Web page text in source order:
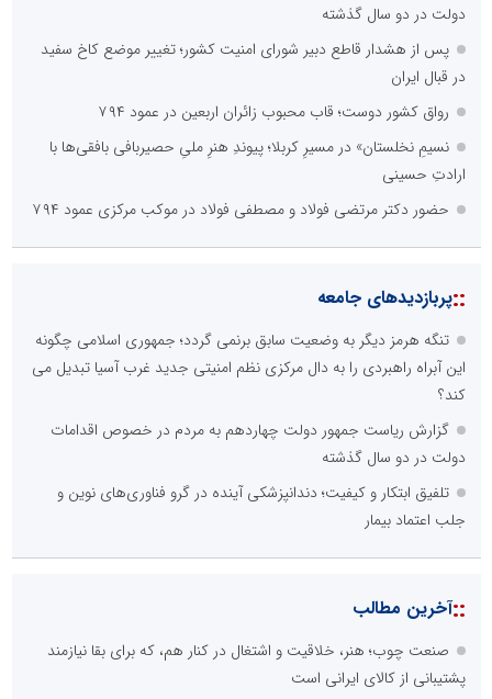
دولت در دو سال گذشته
پس از هشدار قاطع دبیر شورای امنیت کشور؛ تغییر موضع کاخ سفید
در قبال ایران
رواق کشور دوست؛ قاب محبوب زائران اربعین در عمود ۷۹۴
نسیمِ نخلستان» در مسیرِ کربلا؛ پیوندِ هنرِ ملیِ حصیربافی بافقی‌ها با
ارادتِ حسینی
حضور دکتر مرتضی فولاد و مصطفی فولاد در موکب مرکزی عمود ۷۹۴
::پربازدیدهای جامعه
تنگه هرمز دیگر به وضعیت سابق برنمی گردد؛ جمهوری اسلامی چگونه
این آبراه راهبردی را به دال مرکزی نظم امنیتی جدید غرب آسیا تبدیل می
کند؟
گزارش ریاست جمهور دولت چهاردهم به مردم در خصوص اقدامات
دولت در دو سال گذشته
تلفیق ابتکار و کیفیت؛ دندانپزشکی آینده در گرو فناوری‌های نوین و
جلب اعتماد بیمار
::آخرین مطالب
صنعت چوب؛ هنر، خلاقیت و اشتغال در کنار هم، که برای بقا نیازمند
پشتیبانی از کالای ایرانی است